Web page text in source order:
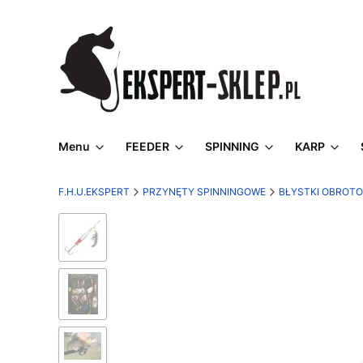
Menu FEEDER SPINNING KARP
F.H.U.EKSPERT PRZYNĘTY SPINNINGOWE BŁYSTKI